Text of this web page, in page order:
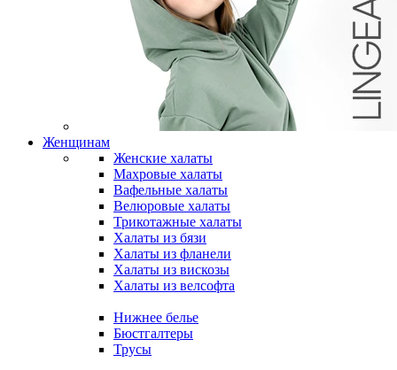
Женщинам
Женские халаты
Махровые халаты
Вафельные халаты
Велюровые халаты
Трикотажные халаты
Халаты из бязи
Халаты из фланели
Халаты из вискозы
Халаты из велсофта
Нижнее белье
Бюстгалтеры
Трусы